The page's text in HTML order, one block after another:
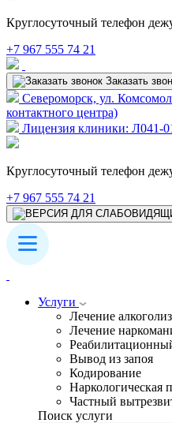
Круглосуточный телефон
+7 967 555 74 21
Заказать
Североморск, ул.
контактного центра)
Лицензия клиники: Л041-
Круглосуточный телефон
+7 967 555 74 21
Услуги
Лечение
Лечение
Вывод из запоя
Кодирование
Наркологическая
Частный
Поиск услуги